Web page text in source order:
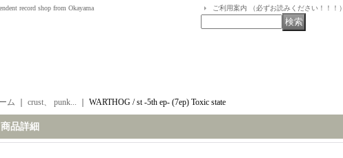
record shop from Okayama ご利用案内 （必ずお読みください！！！）
ム crust、 punk... WARTHOG / st -5th ep- (7ep) Toxic state
商品詳細